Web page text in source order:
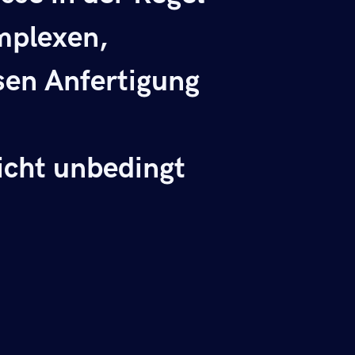
Anfertigung
unbedingt